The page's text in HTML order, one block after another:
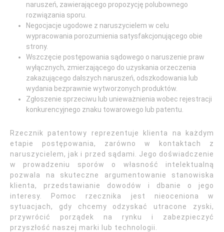
naruszeń, zawierającego propozycję polubownego
rozwiązania sporu.
Negocjacje ugodowe z naruszycielem w celu
wypracowania porozumienia satysfakcjonującego obie
strony.
Wszczęcie postępowania sądowego o naruszenie praw
wyłącznych, zmierzającego do uzyskania orzeczenia
zakazującego dalszych naruszeń, odszkodowania lub
wydania bezprawnie wytworzonych produktów.
Zgłoszenie sprzeciwu lub unieważnienia wobec rejestracji
konkurencyjnego znaku towarowego lub patentu.
Rzecznik patentowy reprezentuje klienta na każdym
etapie postępowania, zarówno w kontaktach z
naruszycielem, jak i przed sądami. Jego doświadczenie
w prowadzeniu sporów o własność intelektualną
pozwala na skuteczne argumentowanie stanowiska
klienta, przedstawianie dowodów i dbanie o jego
interesy. Pomoc rzecznika jest nieoceniona w
sytuacjach, gdy chcemy odzyskać utracone zyski,
przywrócić porządek na rynku i zabezpieczyć
przyszłość naszej marki lub technologii.